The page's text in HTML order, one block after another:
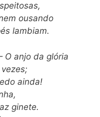
ousando
lambiam.
O anjo da glória
ainda!
ginete.